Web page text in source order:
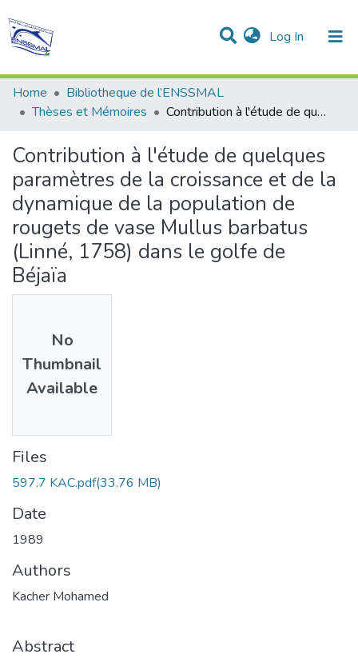
Log In (current)
Communities & Collections
Statistics
All of DSpace
Home
Bibliotheque de l’ENSSMAL
Thèses et Mémoires
Contribution à l'étude de quelques paramètres de la croissance et de la dynamique de la population de rougets de vase Mullus barbatus (Linné, 1758) dans le golfe de Béjaïa
Contribution à l'étude de quelques
paramètres de la croissance et de la
dynamique de la population de
rougets de vase Mullus barbatus
(Linné, 1758) dans le golfe de
Béjaïa
No
Thumbnail
Available
Files
597.7 KAC.pdf(33.76 MB)
Date
1989
Authors
Kacher Mohamed
Abstract